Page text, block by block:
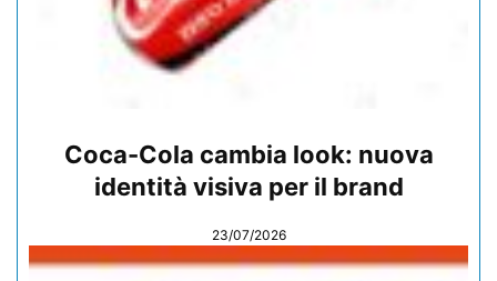
Coca-Cola cambia look: nuova
identità visiva per il brand
23/07/2026